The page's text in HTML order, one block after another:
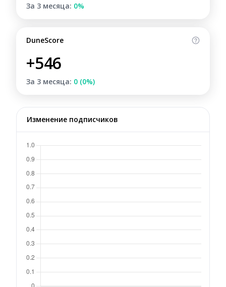
За 3 месяца: 0%
DuneScore
+546
За 3 месяца: 0 (0%)
Изменение подписчиков